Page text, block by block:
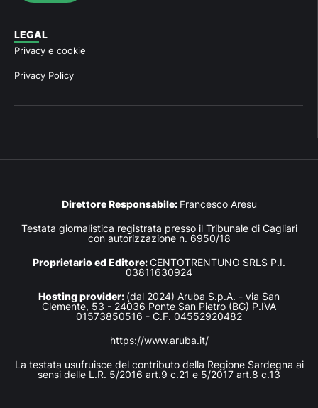
LEGAL
Privacy e cookie
Privacy Policy
Direttore Responsabile: Francesco Aresu
Testata giornalistica registrata presso il Tribunale di Cagliari
con autorizzazione n. 6950/18
Proprietario ed Editore:CENTOTRENTUNO SRLS P.I.
03811630924
Hosting provider: (dal 2024) Aruba S.p.A. - via San
Clemente, 53 - 24036 Ponte San Pietro (BG) P.IVA
01573850516 - C.F. 04552920482
https://www.aruba.it/
La testata usufruisce del contributo della Regione Sardegna ai
sensi delle L.R. 5/2016 art.9 c.21 e 5/2017 art.8 c.13